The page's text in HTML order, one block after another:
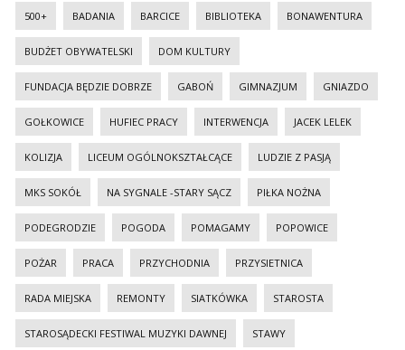
500+ BADANIA BARCICE BIBLIOTEKA BONAWENTURA
BUDŻET OBYWATELSKI DOM KULTURY
FUNDACJA BĘDZIE DOBRZE GABOŃ GIMNAZJUM GNIAZDO
GOŁKOWICE HUFIEC PRACY INTERWENCJA JACEK LELEK
KOLIZJA LICEUM OGÓLNOKSZTAŁCĄCE LUDZIE Z PASJĄ
MKS SOKÓŁ NA SYGNALE -STARY SĄCZ PIŁKA NOŻNA
PODEGRODZIE POGODA POMAGAMY POPOWICE
POŻAR PRACA PRZYCHODNIA PRZYSIETNICA
RADA MIEJSKA REMONTY SIATKÓWKA STAROSTA
STAROSĄDECKI FESTIWAL MUZYKI DAWNEJ STAWY